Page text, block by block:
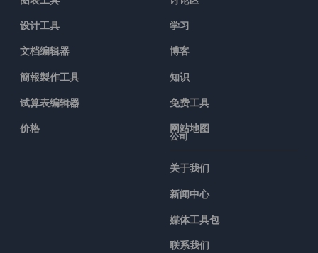
设计工具
文档编辑器
簡報製作工具
试算表编辑器
价格
学习
博客
知识
免费工具
网站地图
公司
关于我们
新闻中心
媒体工具包
联系我们